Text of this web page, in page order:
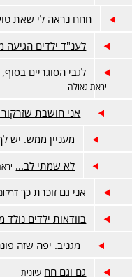
חחח נראה לי שאת
לענ"ד ילדים הגיעה
לגבי הסוגריים
יראת גאולה
אני חושבת שזרקור
מעניין ממש. יש
לא שמתי לב...
אני גם זוכרת כך
בוודאות ילדים נולד
מגניב. יפה שזה
גם וגם חח עיונית